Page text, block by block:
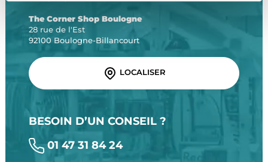
The Corner Shop Boulogne
28 rue de l'Est
92100 Boulogne-Billancourt
LOCALISER
BESOIN D’UN CONSEIL ?
01 47 31 84 24